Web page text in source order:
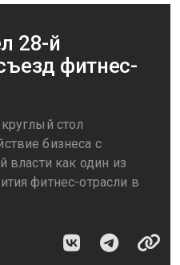
28-й
фитнес-
стол
бизнеса с
власти как один из
фитнес-отрасли в